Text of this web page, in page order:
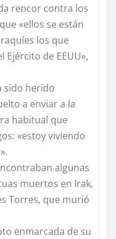
rencor contra los
«ellos se están
los que
de EEUU»,
sido herido
a enviar a la
habitual que
«estoy viviendo
algunas
muertos en Irak,
Torres, que murió
enmarcada de su